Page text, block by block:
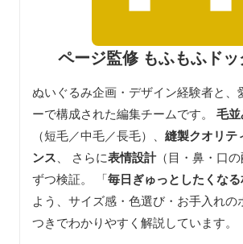
ページ監修 もふもふド
ぬいぐるみ企画・デザイン経験者と、
ーで構成された編集チームです。 毛
（短毛／中毛／長毛）、 縫製クオリテ
ンス 、 さらに表情設計（目・鼻・口
ずつ検証。 「毎日ぎゅっとしたくな
よう、サイズ感・色選び・お手入れの
つきでわかりやすく解説しています。